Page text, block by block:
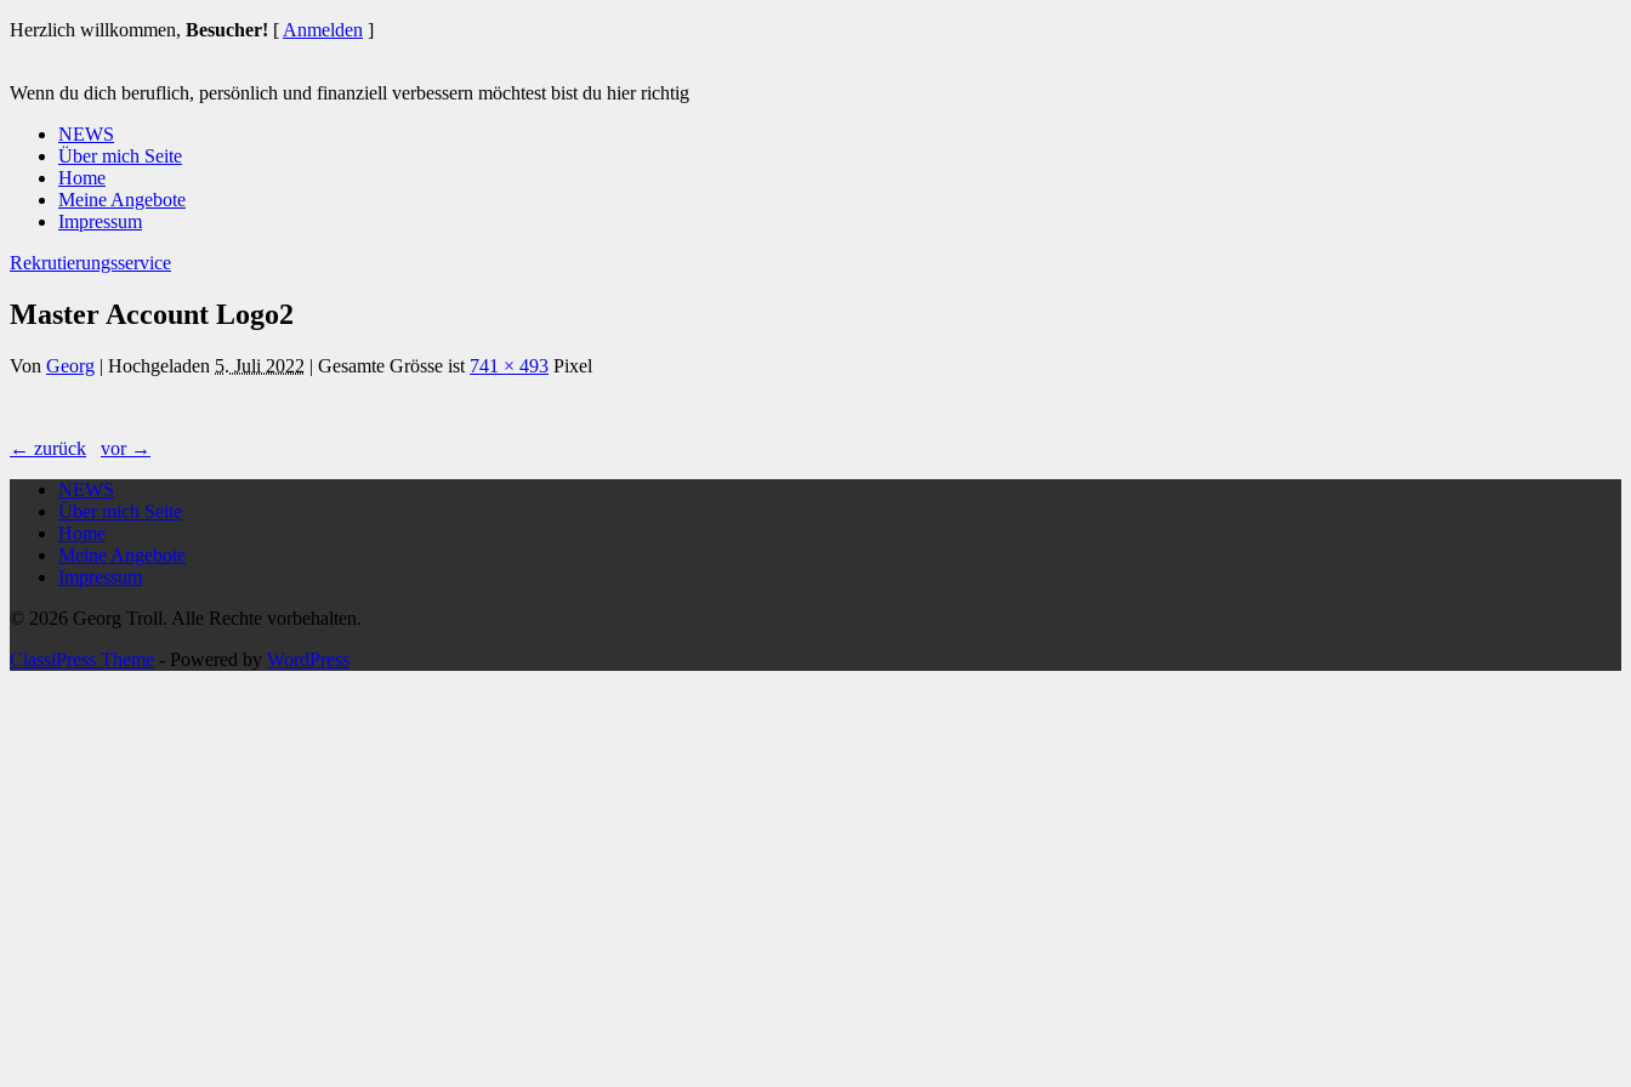
Herzlich willkommen, Besucher! [ Anmelden ]
Wenn du dich beruflich, persönlich und finanziell verbessern möchtest bist du hier richtig
NEWS
Über mich Seite
Home
Meine Angebote
Impressum
Rekrutierungsservice
Master Account Logo2
Von Georg | Hochgeladen 5. Juli 2022 | Gesamte Grösse ist 741 × 493 Pixel
← zurück
vor →
NEWS
Über mich Seite
Home
Meine Angebote
Impressum
© 2026 Georg Troll. Alle Rechte vorbehalten.
ClassiPress Theme - Powered by WordPress